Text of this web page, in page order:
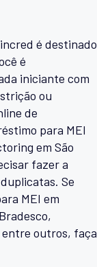
é destinado
é
iniciante com
ou
de
para MEI
em São
fazer a
Se
MEI em
outros, faça